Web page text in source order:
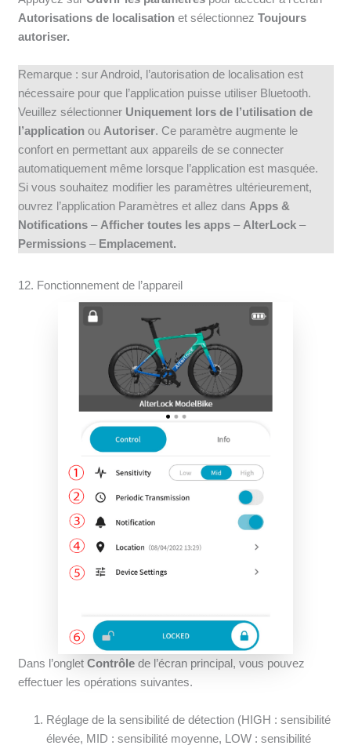
Autorisations de localisationet sélectionnez Toujours
autoriser.
Remarque : sur Android, l’autorisation de localisation est
nécessaire pour que l’application puisse utiliser Bluetooth.
Veuillez sélectionner Uniquement lors de l’utilisation de
l’applicationou Autoriser. Ce paramètre augmente le
confort en permettant aux appareils de se connecter
automatiquement même lorsque l’application est masquée.
Si vous souhaitez modifier les paramètres ultérieurement,
ouvrez l’application Paramètres et allez dans Apps &
Notifications– Afficher toutes les apps– AlterLock–
Permissions– Emplacement.
12. Fonctionnement de l’appareil
Dans l’onglet Contrôlede l’écran principal, vous pouvez
effectuer les opérations suivantes.
Réglage de la sensibilité de détection (HIGH : sensibilité
élevée, MID : sensibilité moyenne, LOW : sensibilité